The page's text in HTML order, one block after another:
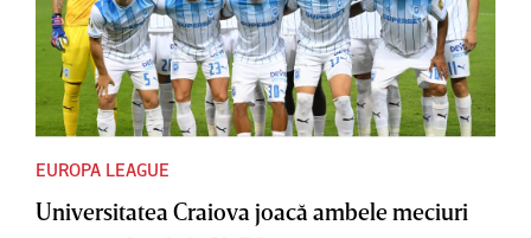
EUROPA LEAGUE
Universitatea Craiova joacă ambele meciuri